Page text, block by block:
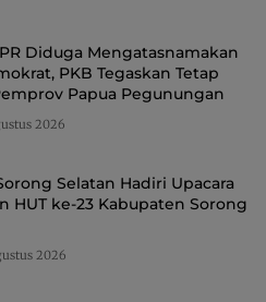
Diduga Mengatasnamakan
PKB Tegaskan Tetap
Papua Pegunungan
2026
Selatan Hadiri Upacara
HUT ke-23 Kabupaten Sorong
2026